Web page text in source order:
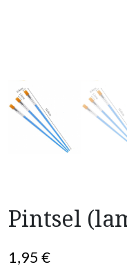
Pintsel
1,95 €